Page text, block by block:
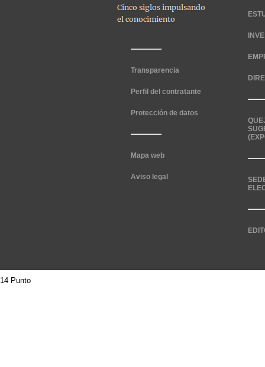
Transparencia
Perfil del contratante
Protección de datos
Mapa web
Aviso legal
14 Punto